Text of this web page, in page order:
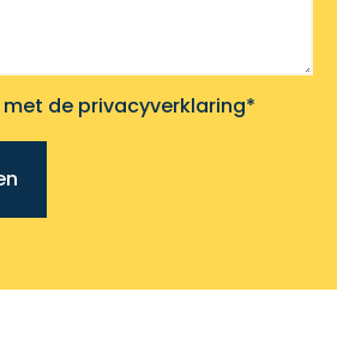
de privacyverklaring*